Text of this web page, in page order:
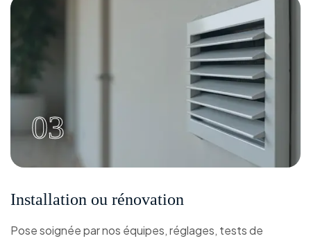
03
Installation ou rénovation
Pose soignée par nos équipes, réglages, tests de